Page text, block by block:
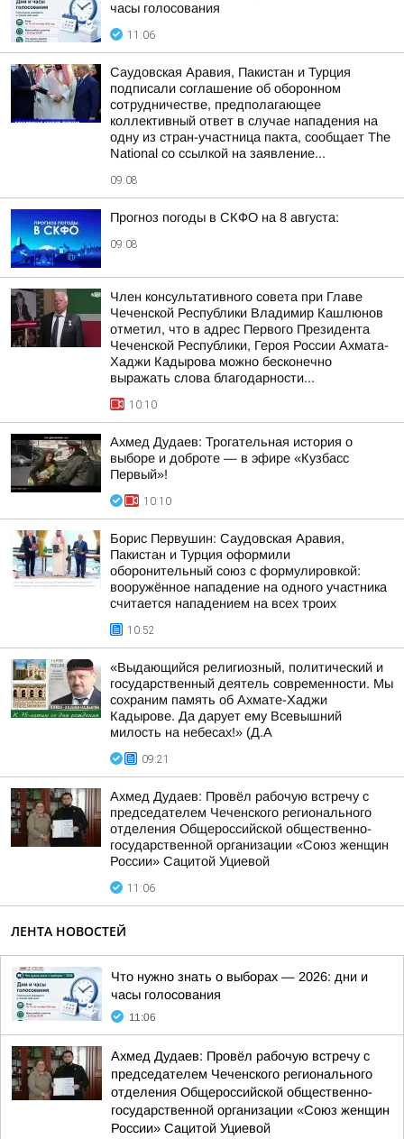
часы голосования
11:06
Саудовская Аравия, Пакистан и Турция
подписали соглашение об оборонном
сотрудничестве, предполагающее
коллективный ответ в случае нападения на
одну из стран-участница пакта, сообщает The
National со ссылкой на заявление...
09:08
Прогноз погоды в СКФО на 8 августа:
09:08
Член консультативного совета при Главе
Чеченской Республики Владимир Кашлюнов
отметил, что в адрес Первого Президента
Чеченской Республики, Героя России Ахмата-
Хаджи Кадырова можно бесконечно
выражать слова благодарности...
10:10
Ахмед Дудаев: Трогательная история о
выборе и доброте — в эфире «Кузбасс
Первый»!
10:10
Борис Первушин: Саудовская Аравия,
Пакистан и Турция оформили
оборонительный союз с формулировкой:
вооружённое нападение на одного участника
считается нападением на всех троих
10:52
«Выдающийся религиозный, политический и
государственный деятель современности. Мы
сохраним память об Ахмате-Хаджи
Кадырове. Да дарует ему Всевышний
милость на небесах!» (Д.А
09:21
Ахмед Дудаев: Провёл рабочую встречу с
председателем Чеченского регионального
отделения Общероссийской общественно-
государственной организации «Союз женщин
России» Сацитой Уциевой
11:06
ЛЕНТА НОВОСТЕЙ
Что нужно знать о выборах — 2026: дни и
часы голосования
11:06
Ахмед Дудаев: Провёл рабочую встречу с
председателем Чеченского регионального
отделения Общероссийской общественно-
государственной организации «Союз женщин
России» Сацитой Уциевой